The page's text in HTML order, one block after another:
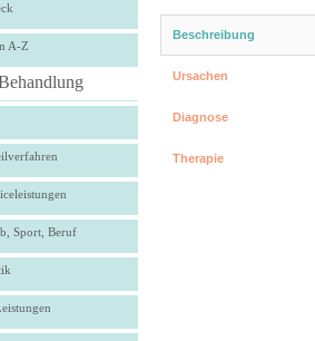
A-Z
Sport, Beruf
Beschreibung
Ursachen
Diagnose
Therapie